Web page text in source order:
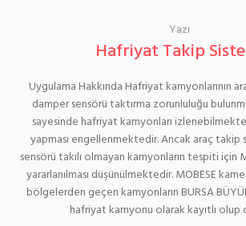
Yazı
Hafriyat Takip
Uygulama Hakkında Hafriyat kamyonlarının
damper sensörü taktırma zorunluluğu
sayesinde hafriyat kamyonları
yapması engellenmektedir. Ancak araç takip
sensörü takılı olmayan kamyonların tespiti için
yararlanılması düşünülmektedir. MOBESE
bölgelerden geçen kamyonların BURSA
hafriyat kamyonu olarak kayıtlı olup